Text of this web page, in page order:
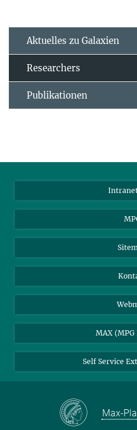
Aktuelles zu Galaxien
Researchers
Publikationen
MAX
Self Service
Max-